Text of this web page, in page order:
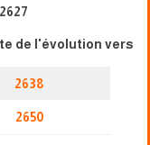
de l'évolution vers
2638
2650